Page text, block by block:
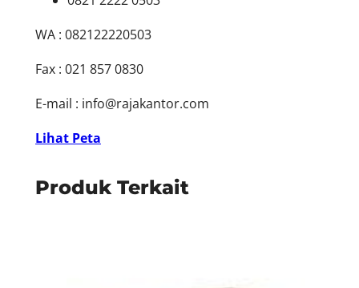
WA : 082122220503
Fax : 021 857 0830
E-mail : info@rajakantor.com
Lihat Peta
Produk Terkait